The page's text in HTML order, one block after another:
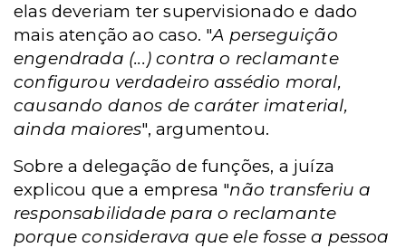
elas deveriam ter supervisionado e dado
mais atenção ao caso. "A perseguição
engendrada (...) contra o reclamante
configurou verdadeiro assédio moral,
causando danos de caráter imaterial,
ainda maiores", argumentou.
Sobre a delegação de funções, a juíza
explicou que a empresa "não transferiu a
responsabilidade para o reclamante
porque considerava que ele fosse a pessoa